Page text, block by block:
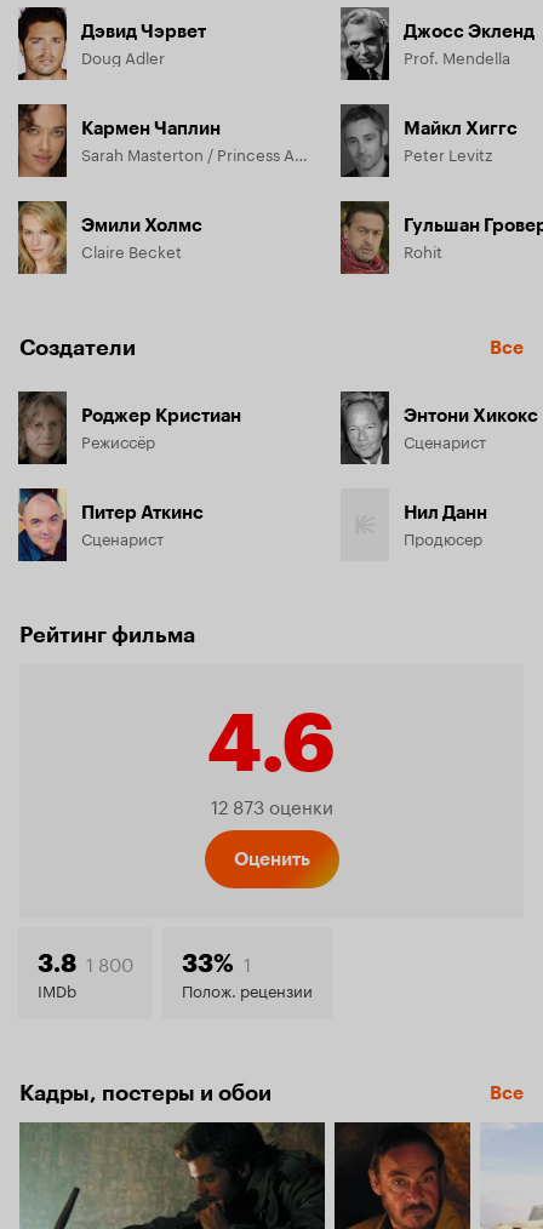
Дэвид Чэрвет
Doug Adler
Кармен Чаплин
Эмили Холмс
Claire Becket
Джосс Экленд
Prof. Mendella
Майкл Хиггс
Peter Levitz
Гульшан
Rohit
Создатели Все
Роджер Кристиан
Режиссёр
Питер Аткинс
Сценарист
Энтони Хикокс
Сценарист
Нил Данн
Продюсер
Рейтинг фильма
4.6
Рейтинг
4.6
12 873 оценки
Оценить
3.8 1 800
IMDb
33% 1
Полож. рецензии
Кадры, постеры и обои Все